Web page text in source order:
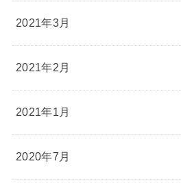
2021年3月
2021年2月
2021年1月
2020年7月